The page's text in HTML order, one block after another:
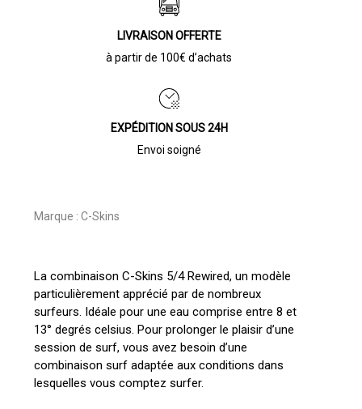
LIVRAISON OFFERTE
à partir de 100€ d’achats
EXPÉDITION SOUS 24H
Envoi soigné
Marque : C-Skins
La combinaison C-Skins 5/4 Rewired, un modèle
particulièrement apprécié par de nombreux
surfeurs. Idéale pour une eau comprise entre 8 et
13° degrés celsius. Pour prolonger le plaisir d’une
session de surf, vous avez besoin d’une
combinaison surf adaptée aux conditions dans
lesquelles vous comptez surfer.